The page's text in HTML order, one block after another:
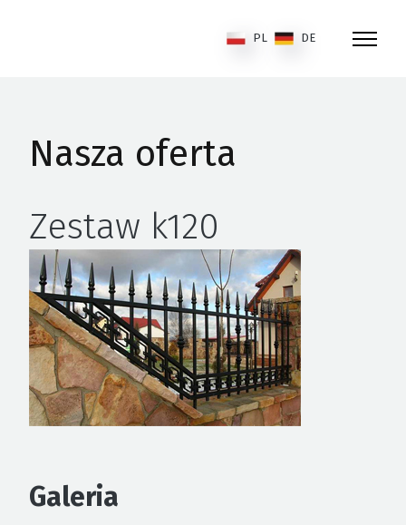
PL DE
Nasza oferta
Zestaw k120
Galeria